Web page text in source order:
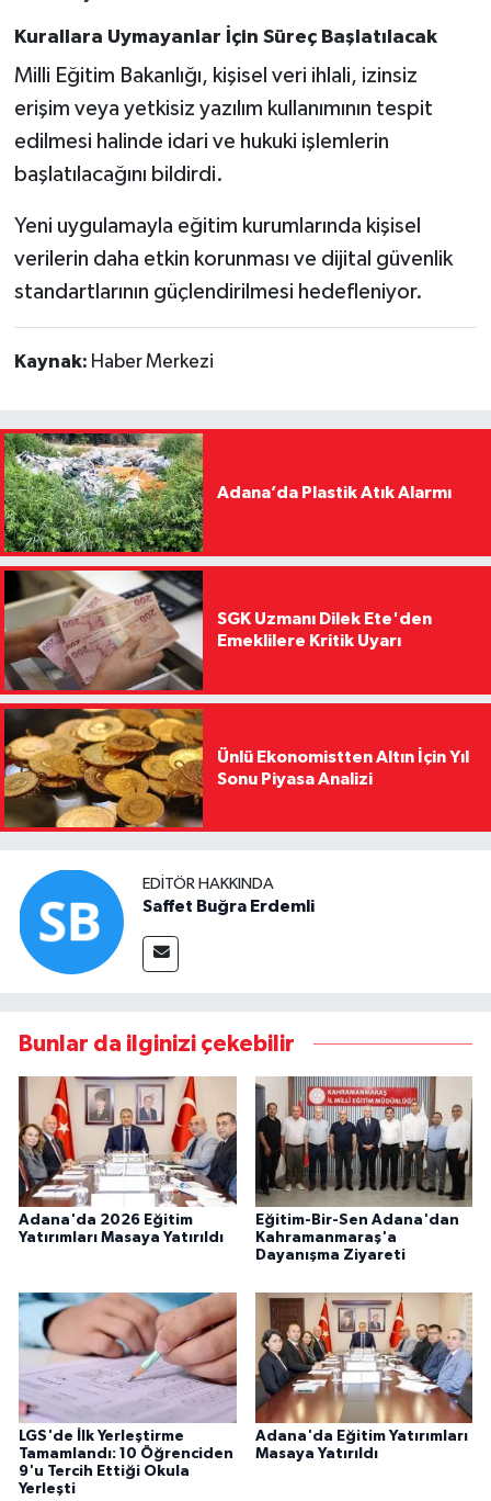
Kurallara Uymayanlar İçin Süreç Başlatılacak
Milli Eğitim Bakanlığı, kişisel veri ihlali, izinsiz
erişim veya yetkisiz yazılım kullanımının tespit
edilmesi halinde idari ve hukuki işlemlerin
başlatılacağını bildirdi.
Yeni uygulamayla eğitim kurumlarında kişisel
verilerin daha etkin korunması ve dijital güvenlik
standartlarının güçlendirilmesi hedefleniyor.
Kaynak: Haber Merkezi
Adana’da Plastik Atık Alarmı
SGK Uzmanı Dilek Ete'den
Emeklilere Kritik Uyarı
Ünlü Ekonomistten Altın İçin Yıl
Sonu Piyasa Analizi
EDITÖR HAKKINDA
Saffet Buğra Erdemli
Bunlar da ilginizi çekebilir
Adana'da 2026 Eğitim
Yatırımları Masaya Yatırıldı
Eğitim-Bir-Sen Adana'dan
Kahramanmaraş'a
Dayanışma Ziyareti
LGS'de İlk Yerleştirme
Tamamlandı: 10 Öğrenciden
9'u Tercih Ettiği Okula
Yerleşti
Adana'da Eğitim Yatırımları
Masaya Yatırıldı